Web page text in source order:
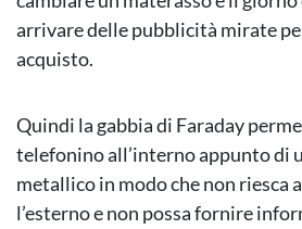
arrivare delle pubblicità mirate
acquisto.
Quindi la gabbia di Faraday
telefonino all’interno appunto di
metallico in modo che non riesca
l’esterno e non possa fornire